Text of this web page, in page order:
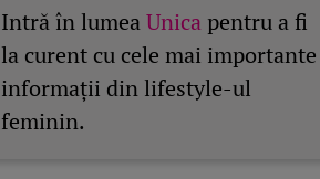
Intră în lumeaUnica pentru a fi
la curent cu cele mai importante
informații din lifestyle-ul
feminin.